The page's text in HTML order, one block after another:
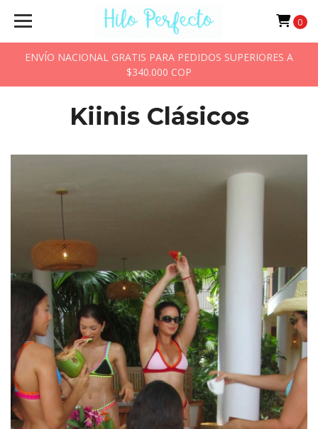
ENVÍO NACIONAL GRATIS PARA PEDIDOS SUPERIORES A
$340.000 COP
0
Kiinis Clásicos